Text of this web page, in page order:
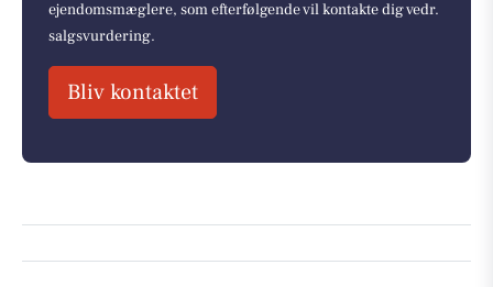
ejendomsmæglere, som efterfølgende vil kontakte dig vedr.
salgsvurdering.
Bliv kontaktet